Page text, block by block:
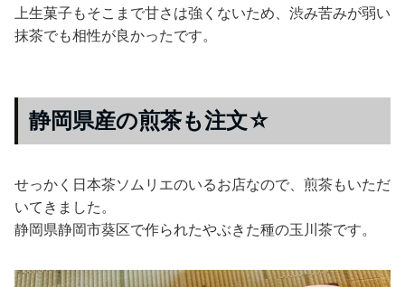
上生菓子もそこまで甘さは強くないため、渋み苦みが弱い
抹茶でも相性が良かったです。
静岡県産の煎茶も注文☆
せっかく日本茶ソムリエのいるお店なので、煎茶もいただ
いてきました。
静岡県静岡市葵区で作られたやぶきた種の玉川茶です。